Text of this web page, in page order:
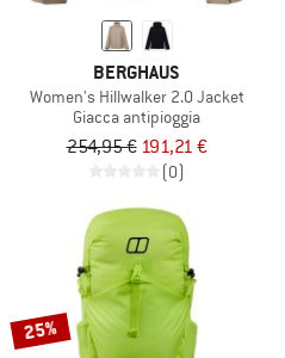
BERGHAUS
Women's Hillwalker 2.0 Jacket
Giacca antipioggia
254,95 € 191,21 €
(0)
25%